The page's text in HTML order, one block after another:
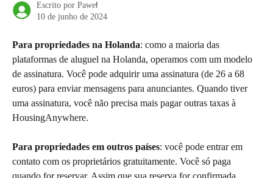
Escrito por Paweł
10 de junho de 2024
Para propriedades na Holanda: como a maioria das
plataformas de aluguel na Holanda, operamos com um modelo
de assinatura. Você pode adquirir uma assinatura (de 26 a 68
euros) para enviar mensagens para anunciantes. Quando tiver
uma assinatura, você não precisa mais pagar outras taxas à
HousingAnywhere.
Para propriedades em outros países: você pode entrar em
contato com os proprietários gratuitamente. Você só paga